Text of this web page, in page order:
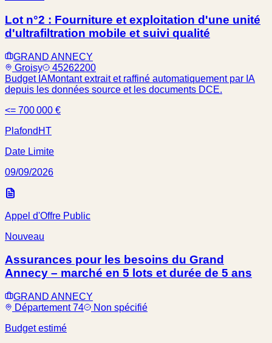
Lot n°2 : Fourniture et exploitation d'une unité
d'ultrafiltration mobile et suivi qualité
GRAND ANNECY
Groisy
45262200
Budget IAMontant extrait et raffiné automatiquement par IA
depuis les données source et les documents DCE.
<= 700 000 €
Plafond HT
Date Limite
09/09/2026
Appel d'Offre Public
Nouveau
Assurances pour les besoins du Grand
Annecy – marché en 5 lots et durée de 5 ans
GRAND ANNECY
Département 74
Non spécifié
Budget estimé